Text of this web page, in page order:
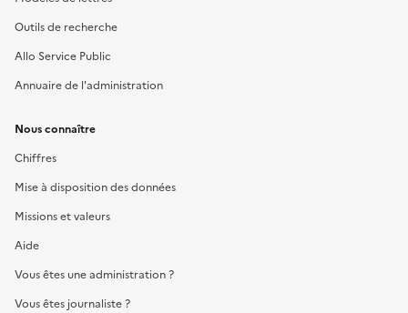
Outils de recherche
Allo Service Public
Annuaire de l'administration
Nous connaître
Chiffres
Mise à disposition des données
Missions et valeurs
Aide
Vous êtes une administration ?
Vous êtes journaliste ?